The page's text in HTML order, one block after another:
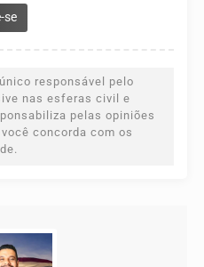
se
responsável pelo
nas esferas civil e
pelas opiniões
concorda com os